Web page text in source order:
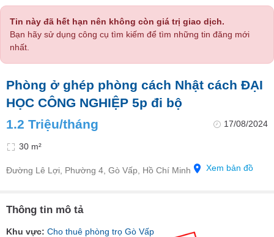
Tin này đã hết hạn nên không còn giá trị giao dịch.
Bạn hãy sử dụng công cụ tìm kiếm để tìm những tin đăng mới
nhất.
Phòng ở ghép phòng cách Nhật cách ĐẠI
HỌC CÔNG NGHIỆP 5p đi bộ
1.2 Triệu/tháng
17/08/2024
30 m²
Đường Lê Lợi, Phường 4, Gò Vấp, Hồ Chí Minh Xem bản đồ
Thông tin mô tả
Khu vực: Cho thuê phòng trọ Gò Vấp